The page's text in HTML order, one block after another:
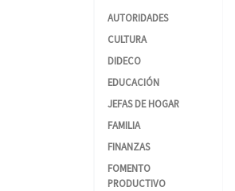
AUTORIDADES
CULTURA
DIDECO
EDUCACIÓN
JEFAS DE HOGAR
FAMILIA
FINANZAS
FOMENTO
PRODUCTIVO